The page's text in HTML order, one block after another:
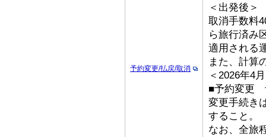
予約変更/払戻/取消
＜出発後
取消手数料
ら旅行済み
適用される
また、計算
＜2026年4
■予約変更
変更手続き
すること。
なお、全旅